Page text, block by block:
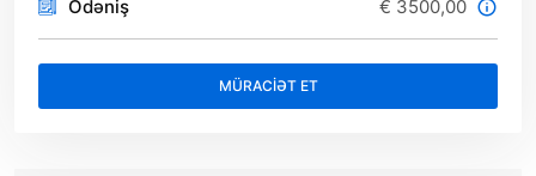
Ödəniş € 3500,00
MÜRACİƏT ET